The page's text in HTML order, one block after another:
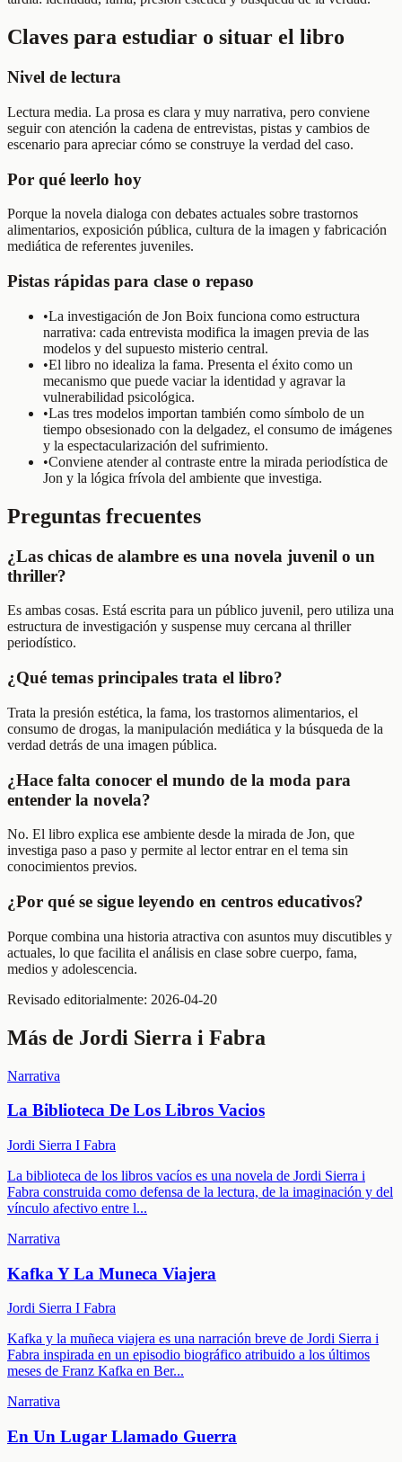
Claves para estudiar o situar el libro
Nivel de lectura
Lectura media. La prosa es clara y muy narrativa, pero conviene
seguir con atención la cadena de entrevistas, pistas y cambios de
escenario para apreciar cómo se construye la verdad del caso.
Por qué leerlo hoy
Porque la novela dialoga con debates actuales sobre trastornos
alimentarios, exposición pública, cultura de la imagen y fabricación
mediática de referentes juveniles.
Pistas rápidas para clase o repaso
•La investigación de Jon Boix funciona como estructura
narrativa: cada entrevista modifica la imagen previa de las
modelos y del supuesto misterio central.
•El libro no idealiza la fama. Presenta el éxito como un
mecanismo que puede vaciar la identidad y agravar la
vulnerabilidad psicológica.
•Las tres modelos importan también como símbolo de un
tiempo obsesionado con la delgadez, el consumo de imágenes
y la espectacularización del sufrimiento.
•Conviene atender al contraste entre la mirada periodística de
Jon y la lógica frívola del ambiente que investiga.
Preguntas frecuentes
¿Las chicas de alambre es una novela juvenil o un
thriller?
Es ambas cosas. Está escrita para un público juvenil, pero utiliza una
estructura de investigación y suspense muy cercana al thriller
periodístico.
¿Qué temas principales trata el libro?
Trata la presión estética, la fama, los trastornos alimentarios, el
consumo de drogas, la manipulación mediática y la búsqueda de la
verdad detrás de una imagen pública.
¿Hace falta conocer el mundo de la moda para
entender la novela?
No. El libro explica ese ambiente desde la mirada de Jon, que
investiga paso a paso y permite al lector entrar en el tema sin
conocimientos previos.
¿Por qué se sigue leyendo en centros educativos?
Porque combina una historia atractiva con asuntos muy discutibles y
actuales, lo que facilita el análisis en clase sobre cuerpo, fama,
medios y adolescencia.
Revisado editorialmente: 2026-04-20
Más de Jordi Sierra i Fabra
Narrativa
La Biblioteca De Los Libros Vacios
Jordi Sierra I Fabra
La biblioteca de los libros vacíos es una novela de Jordi Sierra i
Fabra construida como defensa de la lectura, de la imaginación y del
vínculo afectivo entre l...
Narrativa
Kafka Y La Muneca Viajera
Jordi Sierra I Fabra
Kafka y la muñeca viajera es una narración breve de Jordi Sierra i
Fabra inspirada en un episodio biográfico atribuido a los últimos
meses de Franz Kafka en Ber...
Narrativa
En Un Lugar Llamado Guerra